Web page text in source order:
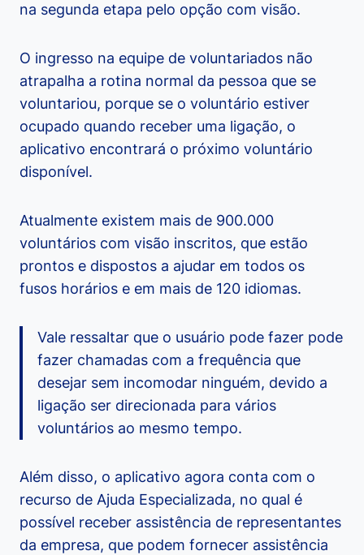
na segunda etapa pelo opção com visão.
O ingresso na equipe de voluntariados não
atrapalha a rotina normal da pessoa que se
voluntariou, porque se o voluntário estiver
ocupado quando receber uma ligação, o
aplicativo encontrará o próximo voluntário
disponível.
Atualmente existem mais de 900.000
voluntários com visão inscritos, que estão
prontos e dispostos a ajudar em todos os
fusos horários e em mais de 120 idiomas.
Vale ressaltar que o usuário pode fazer pode
fazer chamadas com a frequência que
desejar sem incomodar ninguém, devido a
ligação ser direcionada para vários
voluntários ao mesmo tempo.
Além disso, o aplicativo agora conta com o
recurso de Ajuda Especializada, no qual é
possível receber assistência de representantes
da empresa, que podem fornecer assistência